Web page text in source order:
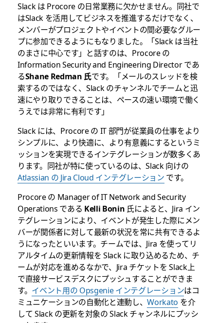
Slack は Procore の日常業務に欠かせません。同社で
はSlack を活用してビジネスを推進するだけでなく、
メンバーがプロジェクトやイベントの間必要なグルー
プに参加できるようにもなりました。「Slack は当社
のまさに中心です」と話すのは、Procore の
Information Security and Engineering Director であ
るShane Redman 氏です。「メールのスレッドを検
索するのではなく、Slack のチャンネルでチームと迅
速にやり取りできることは、ペースの速い環境で働く
うえでは非常に有利です」
Slack には、Procore の IT 部門が従業員の仕事をより
シンプルに、より快適に、より有意義にするというミ
ッションを実現できるインテグレーションが数多くあ
ります。同社が特に使っているのは、Slack 向けの
Atlassian の Jira Cloud インテグレーション です。
Procore の Manager of IT Network and Security
Operations である Kelli Bonin 氏によると、Jira イン
テグレーションにより、イベントが発生した際にメン
バーが関係者に対して最新の状況を常に共有できるよ
うになったといいます。チームでは、Jira を使ってリ
アルタイムの更新情報を Slack に取り込めるため、チ
ームが対応を進めるなかで、Jira チケットを Slack上
で直接サービスデスクにプッシュすることができま
す。 イベント用の Opsgenie インテグレーションはコ
ミュニケーションの自動化と連動し、Workato を介
して Slack の更新を対象の Slack チャンネルにプッシ